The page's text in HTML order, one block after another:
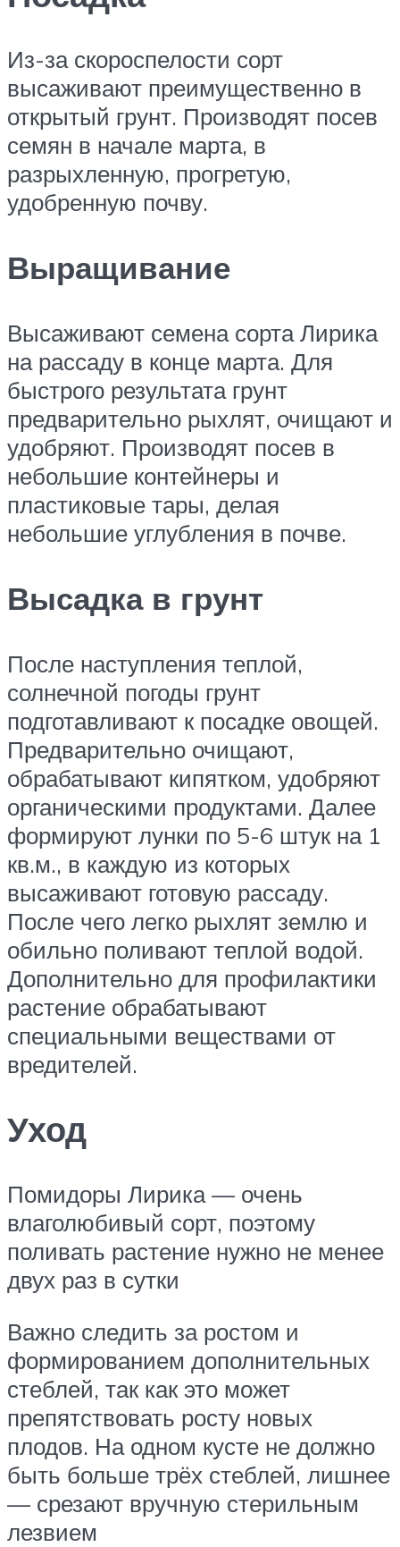
Из-за скороспелости сорт
высаживают преимущественно в
открытый грунт. Производят посев
семян в начале марта, в
разрыхленную, прогретую,
удобренную почву.
Выращивание
Высаживают семена сорта Лирика
на рассаду в конце марта. Для
быстрого результата грунт
предварительно рыхлят, очищают и
удобряют. Производят посев в
небольшие контейнеры и
пластиковые тары, делая
небольшие углубления в почве.
Высадка в грунт
После наступления теплой,
солнечной погоды грунт
подготавливают к посадке овощей.
Предварительно очищают,
обрабатывают кипятком, удобряют
органическими продуктами. Далее
формируют лунки по 5-6 штук на 1
кв.м., в каждую из которых
высаживают готовую рассаду.
После чего легко рыхлят землю и
обильно поливают теплой водой.
Дополнительно для профилактики
растение обрабатывают
специальными веществами от
вредителей.
Уход
Помидоры Лирика — очень
влаголюбивый сорт, поэтому
поливать растение нужно не менее
двух раз в сутки
Важно следить за ростом и
формированием дополнительных
стеблей, так как это может
препятствовать росту новых
плодов. На одном кусте не должно
быть больше трёх стеблей, лишнее
— срезают вручную стерильным
лезвием